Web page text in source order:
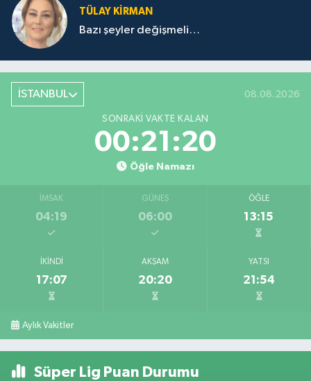
TÜLAY KİRMAN
Bazı şeyler değişmeli…
İSTANBUL 08.08.2026
SONRAKI VAKTE KALAN
00:21:20
Öğle Namazı
İMSAK
04:19
GÜNEŞ
06:00
ÖĞLE
13:15
İKINDI
17:07
AKŞAM
20:20
YATSI
21:54
Aylık Vakitler
Süper Lig Puan Durumu